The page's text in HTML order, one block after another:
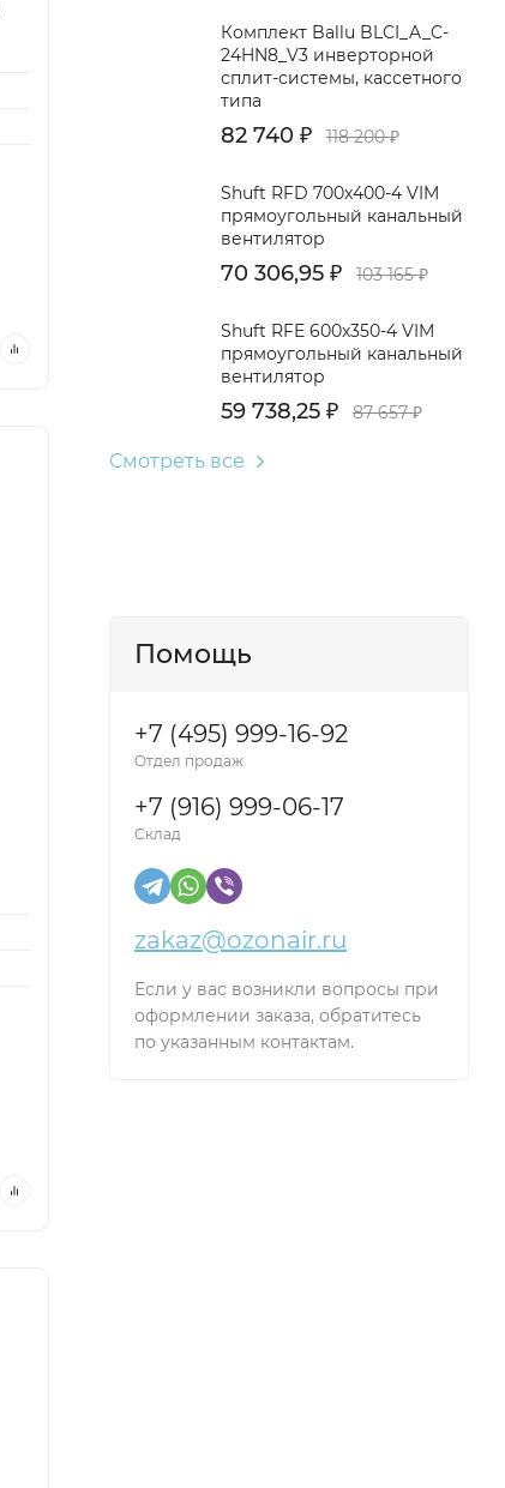
Комплект Ballu BLCI_A_C-
24HN8_V3 инверторной
сплит-системы, кассетного
типа
82 740 ₽ 118 200₽
Shuft RFD 700x400-4 VIM
прямоугольный канальный
вентилятор
70 306,95 ₽ 103 165₽
Shuft RFE 600x350-4 VIM
прямоугольный канальный
вентилятор
59 738,25 ₽ 87 657₽
Смотреть все
Помощь
+7 (495) 999-16-92
Отдел продаж
+7 (916) 999-06-17
Склад
zakaz@ozonair.ru
Если у вас возникли вопросы при
оформлении заказа, обратитесь
по указанным контактам.